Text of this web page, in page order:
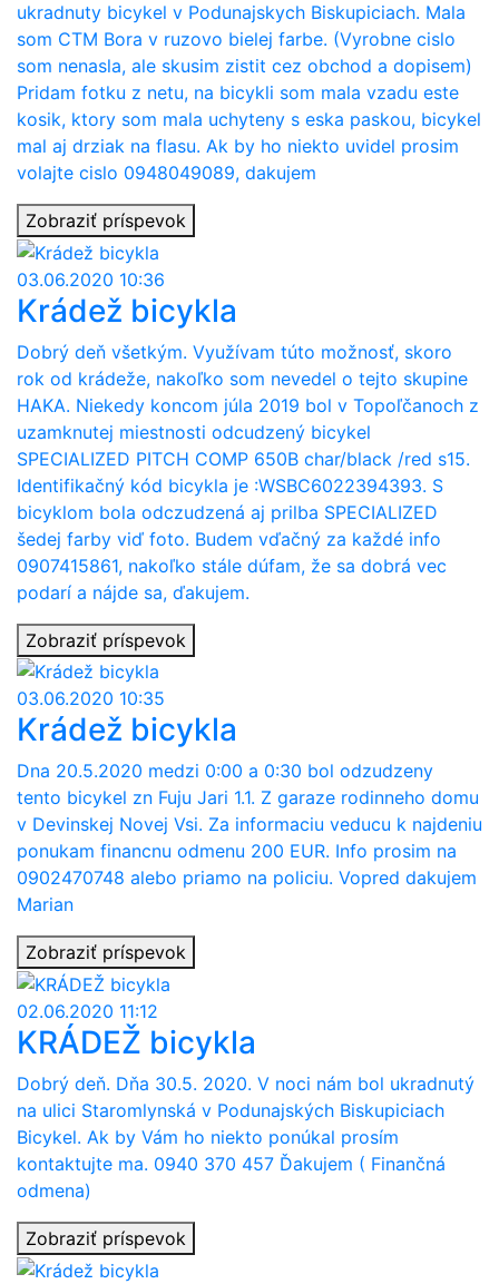
ukradnuty bicykel v Podunajskych Biskupiciach. Mala
som CTM Bora v ruzovo bielej farbe. (Vyrobne cislo
som nenasla, ale skusim zistit cez obchod a dopisem)
Pridam fotku z netu, na bicykli som mala vzadu este
kosik, ktory som mala uchyteny s eska paskou, bicykel
mal aj drziak na flasu. Ak by ho niekto uvidel prosim
volajte cislo 0948049089, dakujem
Zobraziť príspevok
03.06.2020 10:36
Krádež bicykla
Dobrý deň všetkým. Využívam túto možnosť, skoro
rok od krádeže, nakoľko som nevedel o tejto skupine
HAKA. Niekedy koncom júla 2019 bol v Topoľčanoch z
uzamknutej miestnosti odcudzený bicykel
SPECIALIZED PITCH COMP 650B char/black /red s15.
Identifikačný kód bicykla je :WSBC6022394393. S
bicyklom bola odczudzená aj prilba SPECIALIZED
šedej farby viď foto. Budem vďačný za každé info
0907415861, nakoľko stále dúfam, že sa dobrá vec
podarí a nájde sa, ďakujem.
Zobraziť príspevok
03.06.2020 10:35
Krádež bicykla
Dna 20.5.2020 medzi 0:00 a 0:30 bol odzudzeny
tento bicykel zn Fuju Jari 1.1. Z garaze rodinneho domu
v Devinskej Novej Vsi. Za informaciu veducu k najdeniu
ponukam financnu odmenu 200 EUR. Info prosim na
0902470748 alebo priamo na policiu. Vopred dakujem
Marian
Zobraziť príspevok
02.06.2020 11:12
KRÁDEŽ bicykla
Dobrý deň. Dňa 30.5. 2020. V noci nám bol ukradnutý
na ulici Staromlynská v Podunajských Biskupiciach
Bicykel. Ak by Vám ho niekto ponúkal prosím
kontaktujte ma. 0940 370 457 Ďakujem ( Finančná
odmena)
Zobraziť príspevok